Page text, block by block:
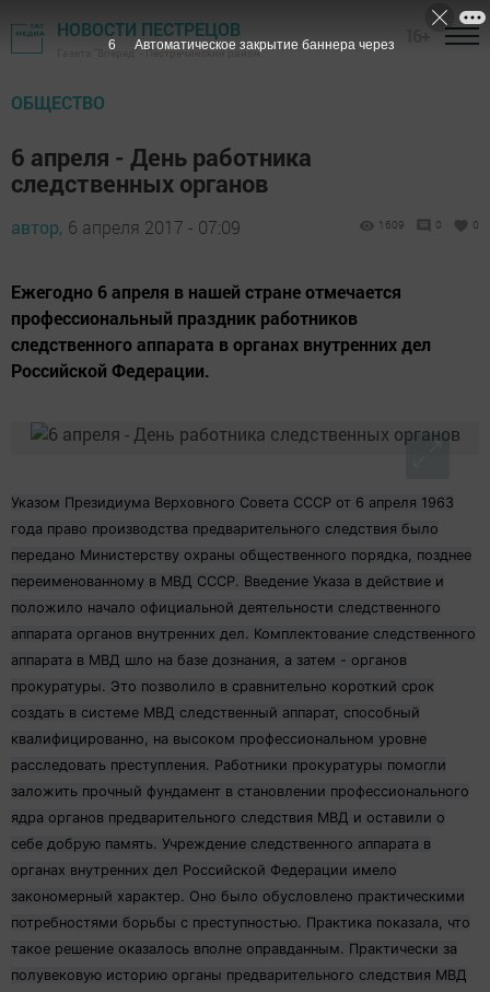
НОВОСТИ ПЕСТРЕЦОВ
Газета "Вперед" - Пестречинский район
ОБЩЕСТВО
6 апреля - День работника
следственных органов
автор, 6 апреля 2017 - 07:09 1609 0 0
Ежегодно 6 апреля в нашей стране отмечается
профессиональный праздник работников
следственного аппарата в органах внутренних дел
Российской Федерации.
Указом Президиума Верховного Совета СССР от 6 апреля 1963
года право производства предварительного следствия было
передано Министерству охраны общественного порядка, позднее
переименованному в МВД СССР. Введение Указа в действие и
положило начало официальной деятельности следственного
аппарата органов внутренних дел. Комплектование следственного
аппарата в МВД шло на базе дознания, а затем - органов
прокуратуры. Это позволило в сравнительно короткий срок
создать в системе МВД следственный аппарат, способный
квалифицированно, на высоком профессиональном уровне
расследовать преступления. Работники прокуратуры помогли
заложить прочный фундамент в становлении профессионального
ядра органов предварительного следствия МВД и оставили о
себе добрую память. Учреждение следственного аппарата в
органах внутренних дел Российской Федерации имело
закономерный характер. Оно было обусловлено практическими
потребностями борьбы с преступностью. Практика показала, что
такое решение оказалось вполне оправданным. Практически за
полувековую историю органы предварительного следствия МВД
5 Автоматическое закрытие баннера через